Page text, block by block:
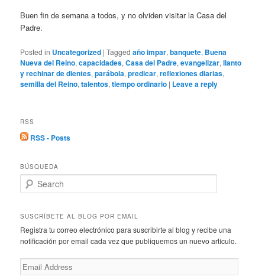
Buen fin de semana a todos, y no olviden visitar la Casa del
Padre.
Posted in Uncategorized |Tagged año impar,banquete, Buena
Nueva del Reino,capacidades,Casa del Padre,evangelizar,llanto
y rechinar de dientes,parábola,predicar,reflexiones diarias,
semilla del Reino,talentos,tiempo ordinario | Leave a reply
RSS
RSS - Posts
BÚSQUEDA
e
r
h
SUSCRÍBETE AL BLOG POR EMAIL
Registra tu correo electrónico para suscribirte al blog y recibe una
notificación por email cada vez que publiquemos un nuevo artículo.
Email
Address